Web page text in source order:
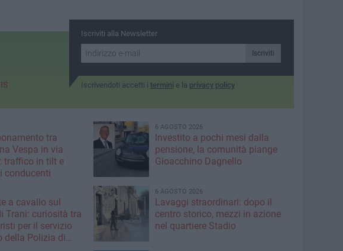
Iscriviti alla Newsletter
Iscriviti
Iscrivendoti accetti i termini e la privacy policy
tra
Vespa in via
traffico in tilt e
conducenti
6 AGOSTO 2026
Investito a pochi mesi dalla
pensione, la comunità piange
Gioacchino Dagnello
a cavallo sul
Trani: curiosità tra
per il servizio
della Polizia di
6 AGOSTO 2026
Lavaggi straordinari: dopo il
centro storico, mezzi in azione
nel quartiere Stadio